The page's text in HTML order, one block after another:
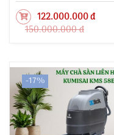
122.000.000 đ
150.000.000 đ
-17%